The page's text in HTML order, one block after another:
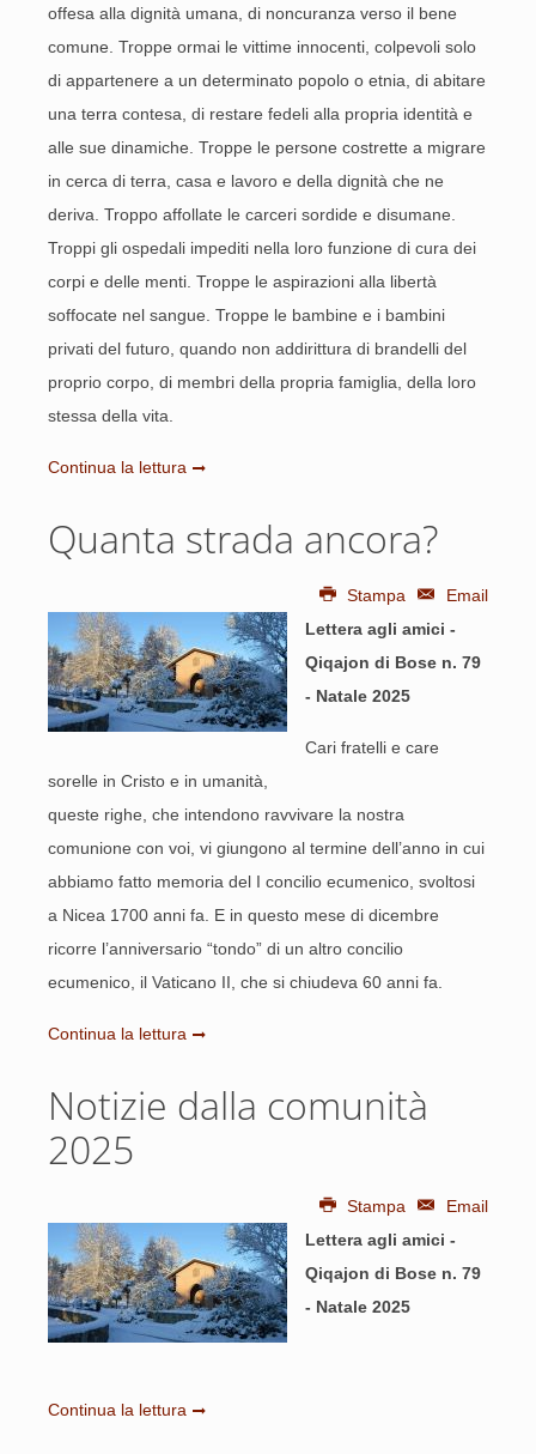
offesa alla dignità umana, di noncuranza verso il bene
comune. Troppe ormai le vittime innocenti, colpevoli solo
di appartenere a un determinato popolo o etnia, di abitare
una terra contesa, di restare fedeli alla propria identità e
alle sue dinamiche. Troppe le persone costrette a migrare
in cerca di terra, casa e lavoro e della dignità che ne
deriva. Troppo affollate le carceri sordide e disumane.
Troppi gli ospedali impediti nella loro funzione di cura dei
corpi e delle menti. Troppe le aspirazioni alla libertà
soffocate nel sangue. Troppe le bambine e i bambini
privati del futuro, quando non addirittura di brandelli del
proprio corpo, di membri della propria famiglia, della loro
stessa della vita.
Continua la lettura
Quanta strada ancora?
Stampa
Email
Lettera agli amici -
Qiqajon di Bose n. 79
- Natale 2025
Cari fratelli e care
sorelle in Cristo e in umanità,
queste righe, che intendono ravvivare la nostra
comunione con voi, vi giungono al termine dell’anno in cui
abbiamo fatto memoria del I concilio ecumenico, svoltosi
a Nicea 1700 anni fa. E in questo mese di dicembre
ricorre l’anniversario “tondo” di un altro concilio
ecumenico, il Vaticano II, che si chiudeva 60 anni fa.
Continua la lettura
Notizie dalla comunità
2025
Stampa
Email
Lettera agli amici -
Qiqajon di Bose n. 79
- Natale 2025
Continua la lettura